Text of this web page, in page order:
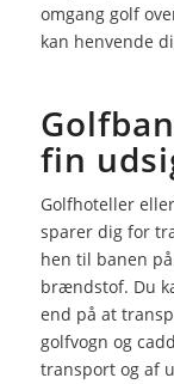
omgang golf
kan henvende
fin
Golfhoteller
sparer dig for
hen til banen
brændstof. Du
end på at
golfvogn og
transport og af